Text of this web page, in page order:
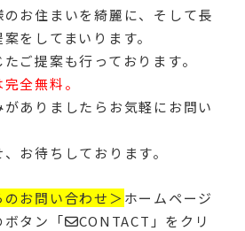
お住まいを綺麗に、そして長
をしてまいります。
ご提案も行っております。
全無料。
ありましたらお気軽にお問い
お待ちしております。
お問い合わせ＞ホームページ
ボタン「✉CONTACT」をクリ